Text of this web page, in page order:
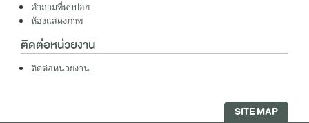
คำถามที่พบบ่อย
ห้องแสดงภาพ
ติดต่อหน่วยงาน
ติดต่อหน่วยงาน
SITE MAP